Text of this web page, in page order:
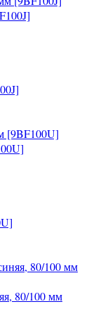
[9BF100U]
80/100 мм